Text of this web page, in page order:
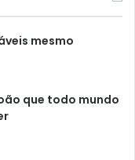
mesmo
que todo mundo